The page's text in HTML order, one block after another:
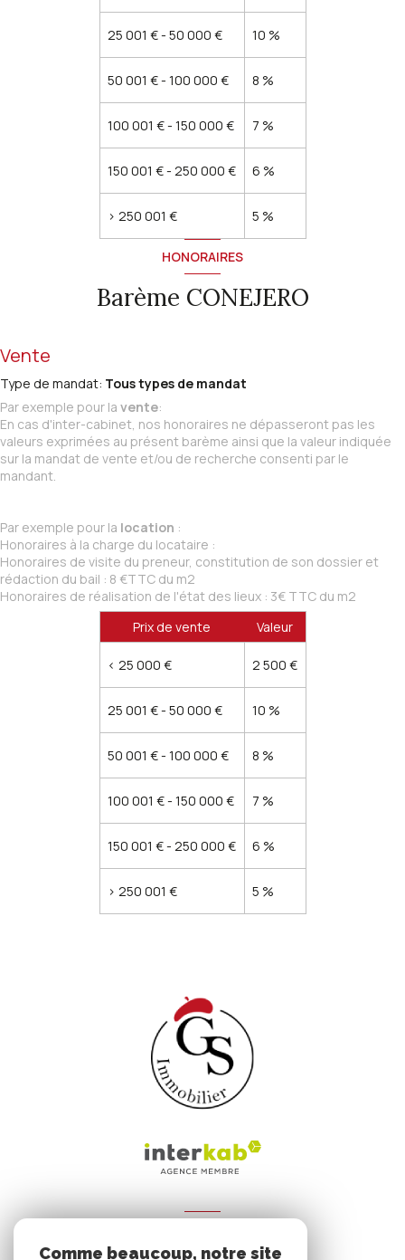
25 001 € - 50 000 € 10 %
50 001 € - 100 000 € 8 %
100 001 € - 150 000 € 7 %
150 001 € - 250 000 € 6 %
> 250 001 € 5 %
HONORAIRES
Barème CONEJERO
Vente
Type de mandat: Tous types de mandat
Par exemple pour la vente:
En cas d'inter-cabinet, nos honoraires ne dépasseront pas les
valeurs exprimées au présent barème ainsi que la valeur indiquée
sur la mandat de vente et/ou de recherche consenti par le
mandant.
Par exemple pour la location :
Honoraires à la charge du locataire :
Honoraires de visite du preneur, constitution de son dossier et
rédaction du bail : 8 €TTC du m2
Honoraires de réalisation de l'état des lieux : 3€ TTC du m2
Prix de vente
Valeur
< 25 000 € 2 500 €
25 001 € - 50 000 € 10 %
50 001 € - 100 000 € 8 %
100 001 € - 150 000 € 7 %
150 001 € - 250 000 € 6 %
> 250 001 € 5 %
Comme beaucoup, notre site